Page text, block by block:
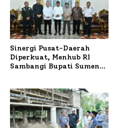
Sinergi Pusat-Daerah
Diperkuat, Menhub RI
Sambangi Bupati Sumenep